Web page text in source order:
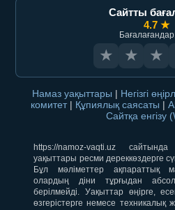
Сайтты
4.7 ★
★ ★ ★
Намаз уақыттары | Негізгі
комитет | Құпиялық саясаты |
Сайтқа енгізу
https://namoz-vaqti.uz
уақыттары ресми дереккөздерге
Бұл мәліметтер ақпараттық
олардың діни тұрғыдан
берілмейді. Уақыттар өңірге,
өзгерістерге немесе техникалық